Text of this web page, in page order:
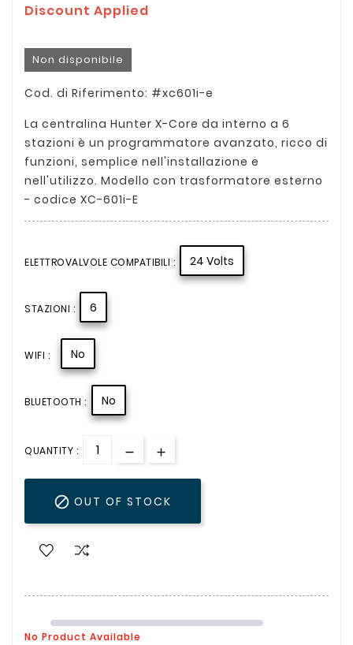
Discount Applied
Non disponibile
Cod. di Riferimento: #xc601i-e
La centralina Hunter X-Core da interno a 6
stazioni è un programmatore avanzato, ricco di
funzioni, semplice nell'installazione e
nell'utilizzo. Modello con trasformatore esterno
- codice XC-601i-E
ELETTROVALVOLE COMPATIBILI : 24 Volts
STAZIONI : 6
WIFI : No
BLUETOOTH : No
QUANTITY :
 OUT OF STOCK
No Product Available